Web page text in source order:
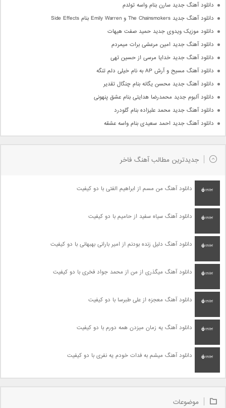
دانلود آهنگ جدید سارن بنام واسه تولدم
دانلود آهنگ جدید The Chainsmokers و Emily Warren بنام Side Effects
دانلود موزیک ویدوی جدید حمید صفت هیهات
دانلود آهنگ جدید امین مرعشی برات میمردم
دانلود آهنگ جدید خدایا مرسی از حسین تهی
دانلود آهنگ مسیح و آرش AP به نام خیلی دلم تنگه
دانلود آهنگ جدید محسن یگانه بنام چنگال تقدیر
دانلود آلبوم جدید محمدرضا هدایتی بنام عشق پنهونی
دانلود آهنگ جدید محمد علیزاده بنام گلودرد
دانلود آهنگ جدید احمد سعیدی بنام واسه عشقه
جدیدترین مطالب آهنگ فاخر
دانلود آهنگ من مسم از ابراهیم الفتی با دو کیفیت
دانلود آهنگ سیاه سفید از حامیم با دو کیفیت
دانلود آهنگ دلیل زنده بودنم از امیر بارانی بهبهانی با دو کیفیت
دانلود آهنگ میگذری از من از محمد جواد فخری با دو کیفیت
دانلود آهنگ معجزه از علی طبرسا با دو کیفیت
دانلود آهنگ یه زمان میزدن همه دورم با دو کیفیت
دانلود آهنگ میشم به فدات خودم یه نفری با دو کیفیت
موضوعات